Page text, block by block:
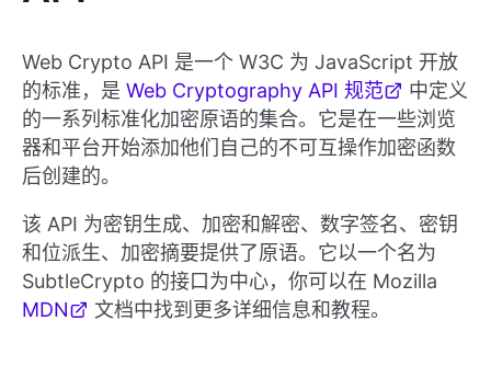
Web Crypto API 是一个 W3C 为 JavaScript 开放
的标准，是 Web Cryptography API 规范
中定义
的一系列标准化加密原语的集合。它是在一些浏览
器和平台开始添加他们自己的不可互操作加密函数
后创建的。
该 API 为密钥生成、加密和解密、数字签名、密钥
和位派生、加密摘要提供了原语。它以一个名为
SubtleCrypto 的接口为中心，你可以在 Mozilla
MDN
文档中找到更多详细信息和教程。